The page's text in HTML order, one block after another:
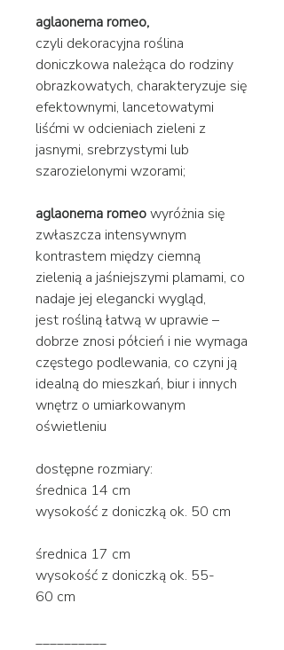
aglaonema romeo,
czyli dekoracyjna roślina
doniczkowa należąca do rodziny
obrazkowatych, charakteryzuje się
efektownymi, lancetowatymi
liśćmi w odcieniach zieleni z
jasnymi, srebrzystymi lub
szarozielonymi wzorami;
aglaonema romeowyróżnia się
zwłaszcza intensywnym
kontrastem między ciemną
zielenią a jaśniejszymi plamami, co
nadaje jej elegancki wygląd,
jest rośliną łatwą w uprawie –
dobrze znosi półcień i nie wymaga
częstego podlewania, co czyni ją
idealną do mieszkań, biur i innych
wnętrz o umiarkowanym
oświetleniu
dostępne rozmiary:
średnica 14 cm
wysokość z doniczką ok. 50 cm
średnica 17 cm
wysokość z doniczką ok. 55-
60 cm
__________